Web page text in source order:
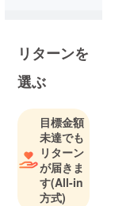
す。
リターンを
選ぶ
目標金額
未達でも
リターン
が届きま
す(All-in
方式)